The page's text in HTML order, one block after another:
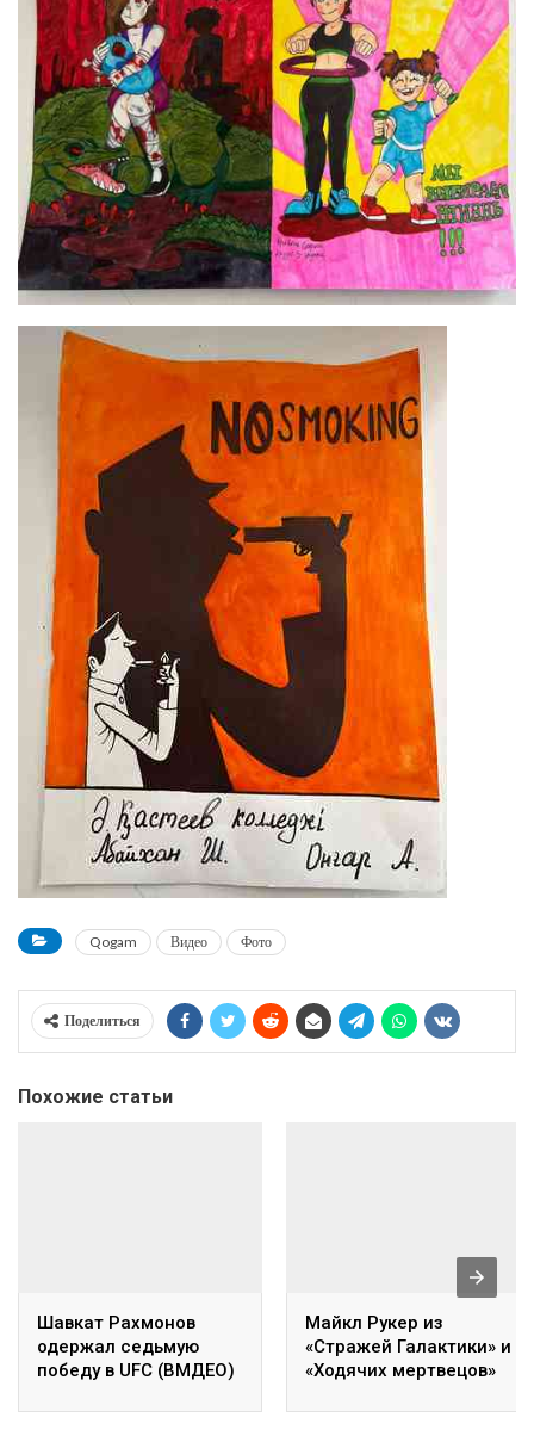
Qogam Видео Фото
Поделиться
Похожие статьи
Шавкат Рахмонов
одержал седьмую
победу в UFC (ВМДЕО)
Майкл Рукер из
«Стражей Галактики» и
«Ходячих мертвецов»
Comic Con Astana